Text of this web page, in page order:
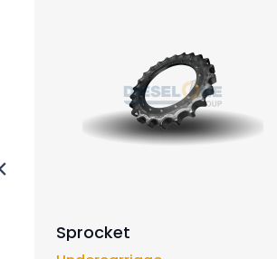
Sprocket